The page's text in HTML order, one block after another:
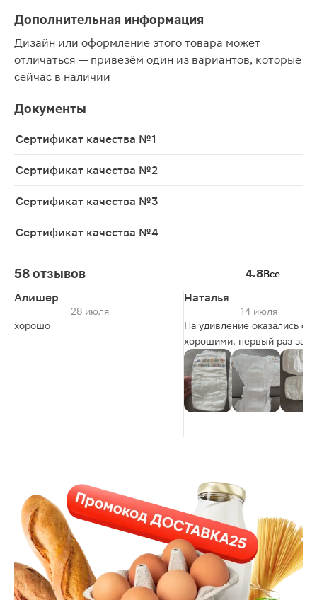
Дополнительная информация
Дизайн или оформление этого товара может
отличаться — привезём один из вариантов, которые
сейчас в наличии
Документы
Сертификат качества №1
Сертификат качества №2
Сертификат качества №3
Сертификат качества №4
58 отзывов 4.8Все
Алишер
28 июля
хорошо
Наталья
14 июля
На удивление оказались очень
хорошими, первый раз за
время, после ночного сна
проснулись не
выдержал, в отличие от
именитых конкурентов. Для
конечно они не такие
как именитые собратья
Но все эти нюансы с полна
перекрывает то факт, что
ребёнок в них сухой! Нам
подошли, на ребёнка 12 кг
размер 5, сели отлично,
впитывают шикарно! Есть